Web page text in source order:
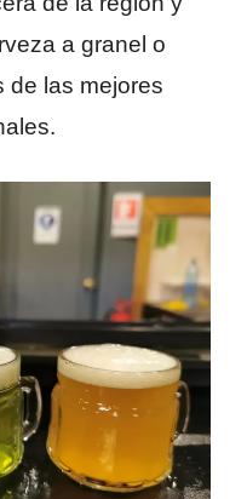
a granel o
de las mejores